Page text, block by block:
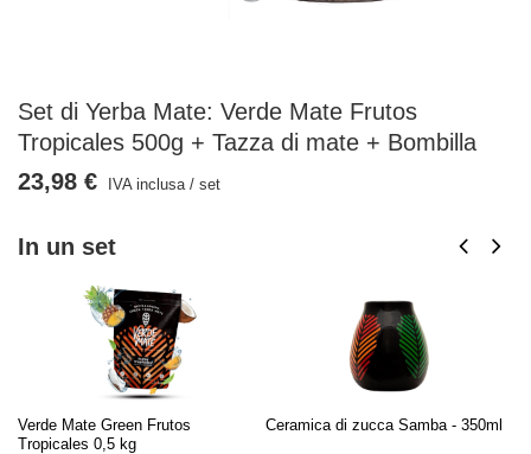
Set di Yerba Mate: Verde Mate Frutos
Tropicales 500g + Tazza di mate + Bombilla
In un set
Verde Mate Green Frutos
Tropicales 0,5 kg
Ceramica di zucca Samba - 350ml
23,98 € IVA inclusa/ set